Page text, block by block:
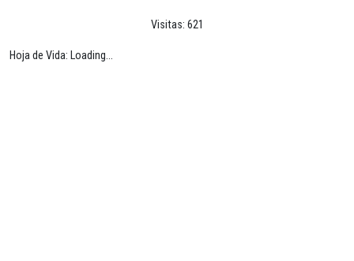
Visitas: 621
Hoja de Vida: Loading...